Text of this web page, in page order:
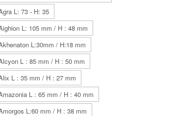
L: 73 - H: 35
L: 105 mm / H : 48 mm
L:30mm / H:18 mm
L : 85 mm / H : 50 mm
L : 35 mm / H : 27 mm
L : 65 mm / H : 40 mm
L:60 mm / H : 38 mm